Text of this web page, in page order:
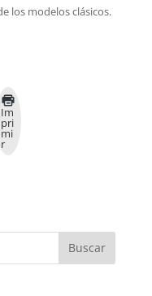
los modelos clásicos.
Im
pri
mi
r